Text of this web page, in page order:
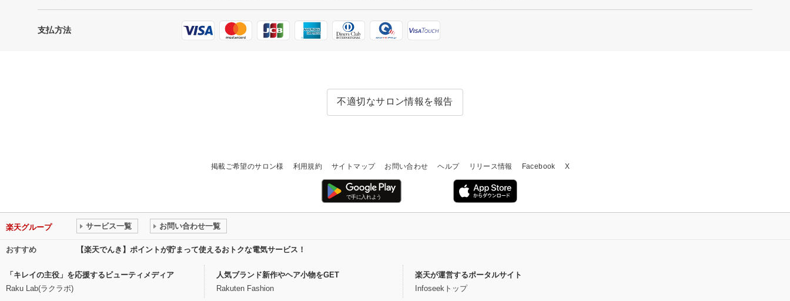
支払方法
不適切なサロン情報を報告
掲載ご希望のサロン様 利用規約 サイトマップ お問い合わせ ヘルプ リリース情報 Facebook X
楽天グループ サービス一覧 お問い合わせ一覧
おすすめ 【楽天でんき】ポイントが貯まって使えるおトクな電気サービス！
「キレイの主役」を応援するビューティメディア
Raku Lab(ラクラボ)
人気ブランド新作やヘア小物をGET
Rakuten Fashion
楽天が運営するポータルサイト
Infoseekトップ